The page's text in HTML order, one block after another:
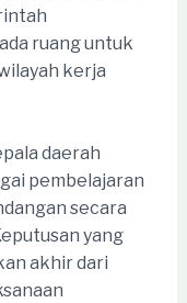
ruang untuk
kerja
daerah
pembelajaran
secara
yang
akhir dari